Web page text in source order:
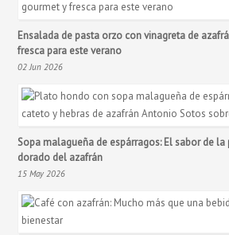
Ensalada de pasta orzo con vinagreta de
fresca para este verano
02 Jun 2026
Sopa malagueña de espárragos: El sabor de
dorado del azafrán
15 May 2026